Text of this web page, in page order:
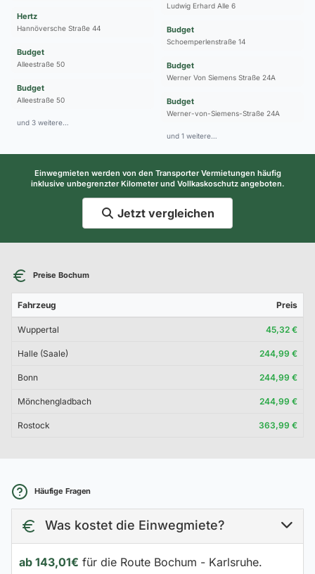
Hertz
Hannöversche Straße 44
Budget
Alleestraße 50
Budget
Alleestraße 50
und 3 weitere…
Ludwig Erhard Alle 6
Budget
Schoemperlenstraße 14
Budget
Werner Von Siemens Straße 24A
Budget
Werner-von-Siemens-Straße 24A
und 1 weitere…
Einwegmieten werden von den Transporter Vermietungen häufig
inklusive unbegrenzter Kilometer und Vollkaskoschutz angeboten.
Jetzt vergleichen
Preise Bochum
Fahrzeug Preis
Wuppertal 45,32 €
Halle (Saale) 244,99 €
Bonn 244,99 €
Mönchengladbach 244,99 €
Rostock 363,99 €
Häufige Fragen
Was kostet die Einwegmiete?
ab 143,01€ für die Route Bochum - Karlsruhe.